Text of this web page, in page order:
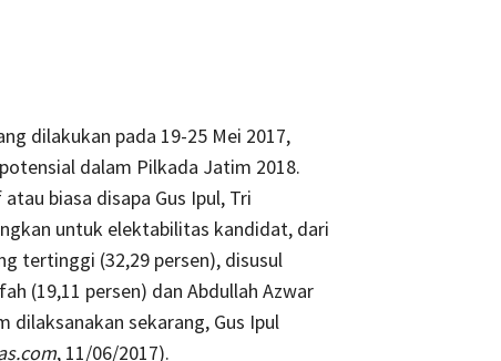
dilakukan pada 19-25 Mei 2017,
dalam Pilkada Jatim 2018.
biasa disapa Gus Ipul, Tri
untuk elektabilitas kandidat, dari
tertinggi (32,29 persen), disusul
(19,11 persen) dan Abdullah Azwar
dilaksanakan sekarang, Gus Ipul
, 11/06/2017).